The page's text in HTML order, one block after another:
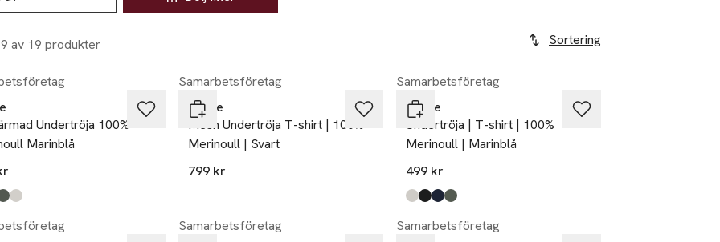
av 19 produkter Sortering
Undertröja 100%
Marinblå
finns i färgerna:
,,
Samarbetsföretag
Dovre
Mesh Undertröja T-shirt | 100%
Merinoull | Svart
799 kr
Samarbetsföretag
Dovre
Undertröja | T-shirt | 100%
Merinoull | Marinblå
499 kr
Produkten finns i färgerna:
nude,
black,
navy,
green,
Samarbetsföretag
Samarbetsföretag